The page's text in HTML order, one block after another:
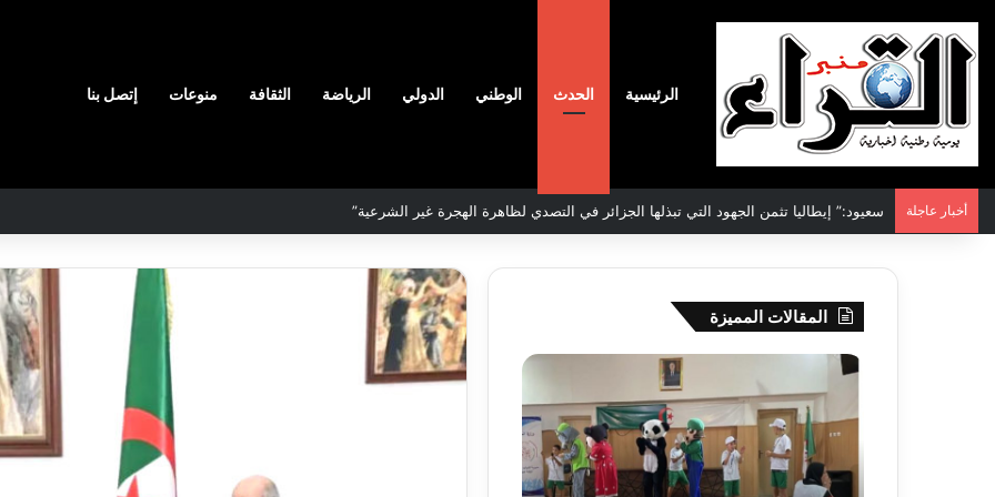
الرئيسية الحدث الوطني الدولي الرياضة الثقافة منوعات إتصل بنا
أخبار عاجلة الاتفاقية الأممية بشأن تغير المناخ :الجزائر تودع مساهمتها الوطنية المحددة لسنة 2026
المقالات المميزة
جيجل:
انطلاق
المخيم
لفائدة
نادي
وفاق
سطيف
يضم
المدافع
شمس